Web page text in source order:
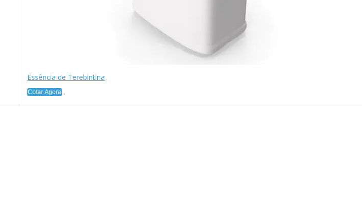
Essência de Terebintina
Cotar Agora